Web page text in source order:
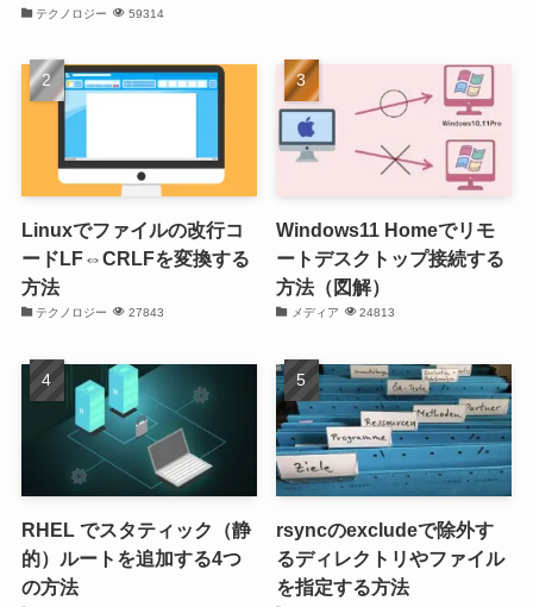
テクノロジー 59314
Linuxでファイルの改行コ
ードLF⇔CRLFを変換する
方法
テクノロジー 27843
Windows11 Homeでリモ
ートデスクトップ接続する
方法（図解）
メディア 24813
RHEL でスタティック（静
的）ルートを追加する4つ
の方法
rsyncのexcludeで除外す
るディレクトリやファイル
を指定する方法